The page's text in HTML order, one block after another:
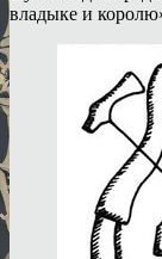
владыке и